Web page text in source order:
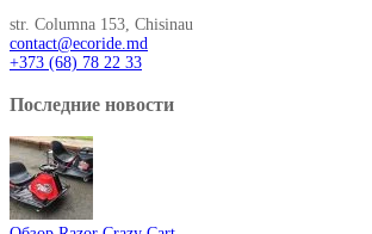
str. Columna 153, Chisinau
contact@ecoride.md
+373 (68) 78 22 33
Последние новости